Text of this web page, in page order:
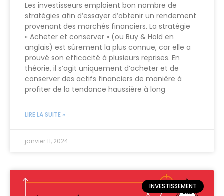
Les investisseurs emploient bon nombre de
stratégies afin d’essayer d’obtenir un rendement
provenant des marchés financiers. La stratégie
« Acheter et conserver » (ou Buy & Hold en
anglais) est sûrement la plus connue, car elle a
prouvé son efficacité à plusieurs reprises. En
théorie, il s’agit uniquement d’acheter et de
conserver des actifs financiers de manière à
profiter de la tendance haussière à long
LIRE LA SUITE »
janvier 11, 2024
INVESTISSEMENT